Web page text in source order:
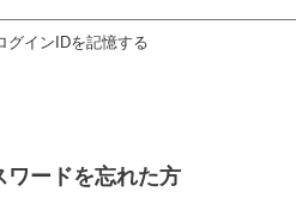
グインIDを記憶する
ワードを忘れた方